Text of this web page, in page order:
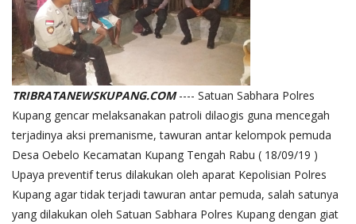
TRIBRATANEWSKUPANG.COM---- Satuan Sabhara Polres
Kupang gencar melaksanakan patroli dilaogis guna mencegah
terjadinya aksi premanisme, tawuran antar kelompok pemuda
Desa Oebelo Kecamatan Kupang Tengah Rabu ( 18/09/19 )
Upaya preventif terus dilakukan oleh aparat Kepolisian Polres
Kupang agar tidak terjadi tawuran antar pemuda, salah satunya
yang dilakukan oleh Satuan Sabhara Polres Kupang dengan giat